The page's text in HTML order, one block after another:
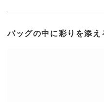
バッグの中に彩りを添え